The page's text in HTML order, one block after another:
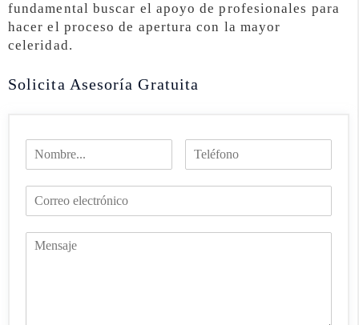
fundamental buscar el apoyo de profesionales para
hacer el proceso de apertura con la mayor
celeridad.
Solicita Asesoría Gratuita